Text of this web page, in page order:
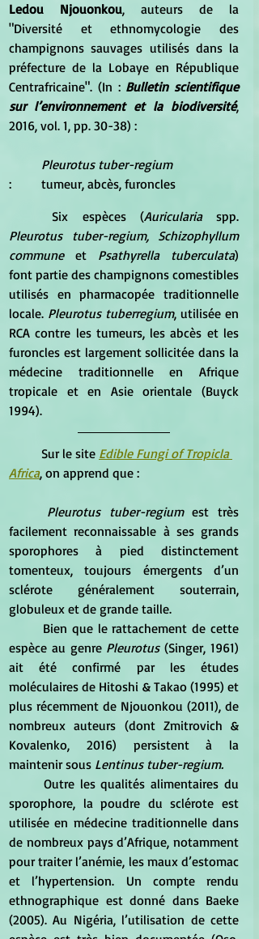
Ledou Njouonkou, auteurs de la
"Diversité et ethnomycologie des
champignons sauvages utilisés dans la
préfecture de la Lobaye en République
Centrafricaine". (In : Bulletin scientifique
sur l’environnement et la biodiversité,
2016, vol. 1, pp. 30-38) :
Pleurotus tuber-regium
:	tumeur, abcès, furoncles
	Six espèces (
Auricularia spp.
Pleurotus tuber-regium, Schizophyllum
commune et Psathyrella tuberculata)
font partie des champignons comestibles
utilisés en pharmacopée traditionnelle
locale. Pleurotus tuberregium, utilisée en
RCA contre les tumeurs, les abcès et les
furoncles est largement sollicitée dans la
médecine traditionnelle en Afrique
tropicale et en Asie orientale (Buyck
1994).
	Sur le site
Edible Fungi of Tropicla
Africa, on apprend que :
Pleurotus tuber-regium est très
facilement reconnaissable à ses grands
sporophores à pied distinctement
tomenteux, toujours émergents d’un
sclérote généralement souterrain,
globuleux et de grande taille.
espèce au genre Pleurotus (Singer, 1961)
ait été confirmé par les études
moléculaires de Hitoshi & Takao (1995) et
plus récemment de Njouonkou (2011), de
nombreux auteurs (dont Zmitrovich &
Kovalenko, 2016) persistent à la
maintenir sous Lentinus tuber-regium.
sporophore, la poudre du sclérote est
utilisée en médecine traditionnelle dans
de nombreux pays d’Afrique, notamment
pour traiter l’anémie, les maux d’estomac
et l’hypertension. Un compte rendu
ethnographique est donné dans Baeke
(2005). Au Nigéria, l’utilisation de cette